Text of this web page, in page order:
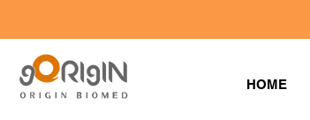
HOME